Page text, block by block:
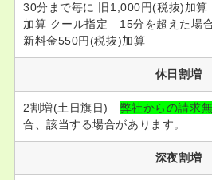
30分まで毎に 旧1,000円(税抜)加
加算 クール指定 15分を超えた場
新料金550円(税抜)加算
休日割増
2割増(土日旗日) 弊社からの請求無
合、該当する場合があります。
深夜割増